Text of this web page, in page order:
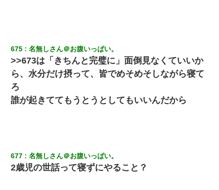
9月に付き合い始めたけどこの、この人と結婚はないわと判断して
別れた。その元彼が交通事故で重体になっているらしく…
友人とふたりで山口に旅行した時の事。レンタカーを借りて山の
中の道を走っていたら、突然ガガッ！って音がして…
新卒の女性社員に1年半ストーカーされていた。俺「マジで怖い」
上司「話をしてみる」→女性社員「実は10数年前に…」
675 名無しさん＠お腹いっぱい。
>>673は「きちんと完璧に」面倒見なくていいか
ら、水分だけ摂って、皆でめそめそしながら寝て
ろ
誰が起きててもうとうとしてもいいんだから
677 名無しさん＠お腹いっぱい。
2歳児の世話って寝ずにやること？